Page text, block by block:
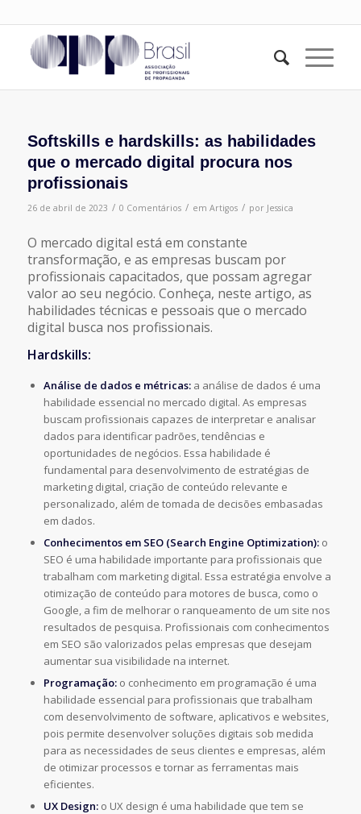
Softskills e hardskills: as habilidades
que o mercado digital procura nos
profissionais
26 de abril de 2023 / 0 Comentários / em Artigos / por Jessica
O mercado digital está em constante
transformação, e as empresas buscam por
profissionais capacitados, que possam agregar
valor ao seu negócio. Conheça, neste artigo, as
habilidades técnicas e pessoais que o mercado
digital busca nos profissionais.
Hardskills:
Análise de dados e métricas:a análise de dados é uma
habilidade essencial no mercado digital. As empresas
buscam profissionais capazes de interpretar e analisar
dados para identificar padrões, tendências e
oportunidades de negócios. Essa habilidade é
fundamental para desenvolvimento de estratégias de
marketing digital, criação de conteúdo relevante e
personalizado, além de tomada de decisões embasadas
em dados.
Conhecimentos em SEO (Search Engine Optimization):o
SEO é uma habilidade importante para profissionais que
trabalham com marketing digital. Essa estratégia envolve a
otimização de conteúdo para motores de busca, como o
Google, a fim de melhorar o ranqueamento de um site nos
resultados de pesquisa. Profissionais com conhecimentos
em SEO são valorizados pelas empresas que desejam
aumentar sua visibilidade na internet.
Programação:o conhecimento em programação é uma
habilidade essencial para profissionais que trabalham
com desenvolvimento de software, aplicativos e websites,
pois permite desenvolver soluções digitais sob medida
para as necessidades de seus clientes e empresas, além
de otimizar processos e tornar as ferramentas mais
eficientes.
UX Design:o UX design é uma habilidade que tem se